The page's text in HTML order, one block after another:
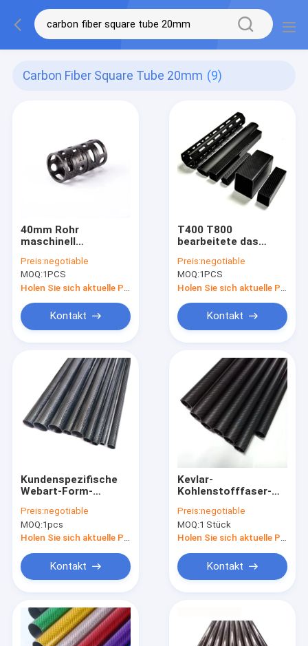
Carbon Fiber Square Tube 20mm (9)
40mm Rohr
maschinell
hochfeste Stärke
des Kohlenstoff-
Faser-Vierkantrohr-
20mm
Preis:negotiable
MOQ:1PCS
Kontakt
T400 T800
bearbeitete das
Kohlenstoff-Faser-
Vierkantrohr-20mm
maschinell
Preis:negotiable
MOQ:1PCS
Kontakt
Kundenspezifische
Webart-Form-
sechseckiges ovales
achteckiges Rohr
des Twill-3k
Preis:negotiable
MOQ:1pcs
Kontakt
Kevlar-
Kohlenstofffaser-
Kohlenstofffaser-
Rohr für Golfclubs-
Kohlenstofffaser-
Preis:negotiable
MOQ:1 Stück
Kontakt